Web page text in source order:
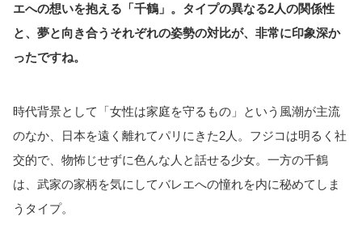
エへの想いを抱える「千鶴」。タイプの異なる2人の関係性
と、夢と向き合う それぞれの姿勢の対比が、非常に印象深か
ったですね。
時代背景として「女性は家庭を守るもの」という風潮が主流
のなか、日本を遠く離れてパリにきた2人。フジコは明るく社
交的で、物怖じせずに色んな人と話せる少女。一方の千鶴
は、武家の家柄を気にしてバレエへの憧れを内に秘めてしま
うタイプ。